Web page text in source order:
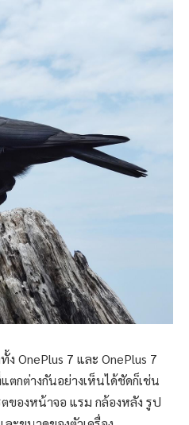
OnePlus 7 และ OnePlus 7
ตกต่างกันอย่างเห็นได้ชัดก็เช่น
ของหน้าจอ แรม กล้องหลัง รูป